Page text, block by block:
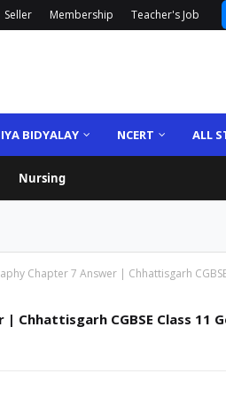
Seller Membership Teacher's Job
BIDYALAY NCERT ALL
Nursing
Chapter 7 Answer | Chhattisgarh
| Chhattisgarh CGBSE Class 11